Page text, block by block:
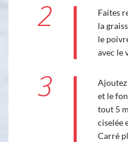
2
Faites
la
le
avec le
3
et le
tout 5
ciselée
Carré